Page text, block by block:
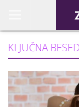
KLJUČNA